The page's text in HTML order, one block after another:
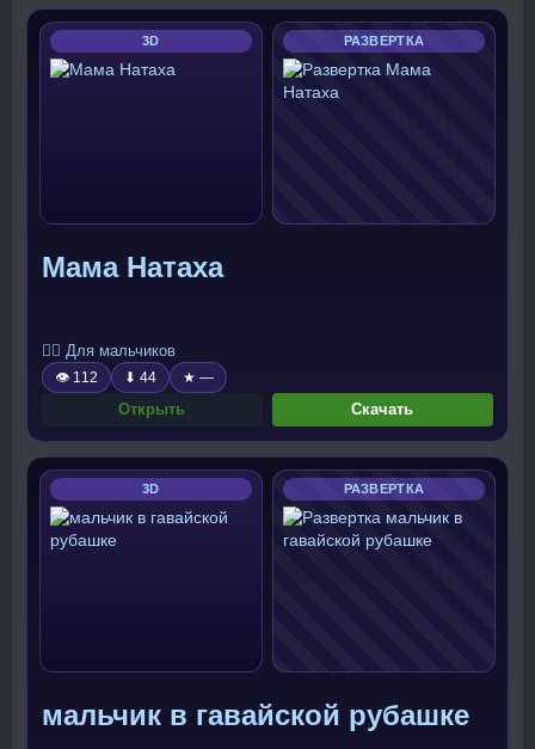
3D РАЗВЕРТКА
Мама Натаха
🧍‍♂️ Для мальчиков
👁 112 ⬇ 44 ★ —
Открыть Скачать
3D РАЗВЕРТКА
мальчик в гавайской рубашке